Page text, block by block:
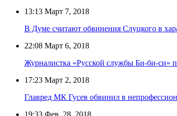
13:13 Март 7, 2018
В Думе считают обвинения Слуцкого в
22:08 Март 6, 2018
Журналистка «Русской службы Би-би-си»
17:23 Март 2, 2018
Главред МК Гусев обвинил в
19:33 Фев. 28, 2018